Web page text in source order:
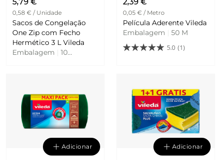
0,58 € / Unidade
Sacos de Congelação
One Zip com Fecho
Hermético 3 L Vileda
Embalagem
10
0,05 € / Metro
Película Aderente Vileda
Embalagem
50 M
5.0 (1)
Adicionar Adicionar